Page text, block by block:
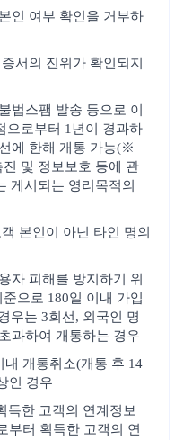
인 여부 확인을 거부하
서의 진위가 확인되지
법스팸 발송 등으로 이
으로부터 1년이 경과하
에 한해 개통 가능(※
및 정보보호 등에 관
게시되는 영리목적의
본인이 아닌 타인 명의
자 피해를 방지하기 위
으로 180일 이내 가입
우는 3회선, 외국인 명
과하여 개통하는 경우
내 개통취소(개통 후 14
인 경우
득한 고객의 연계정보
부터 획득한 고객의 연